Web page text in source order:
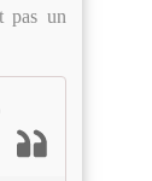
pas un